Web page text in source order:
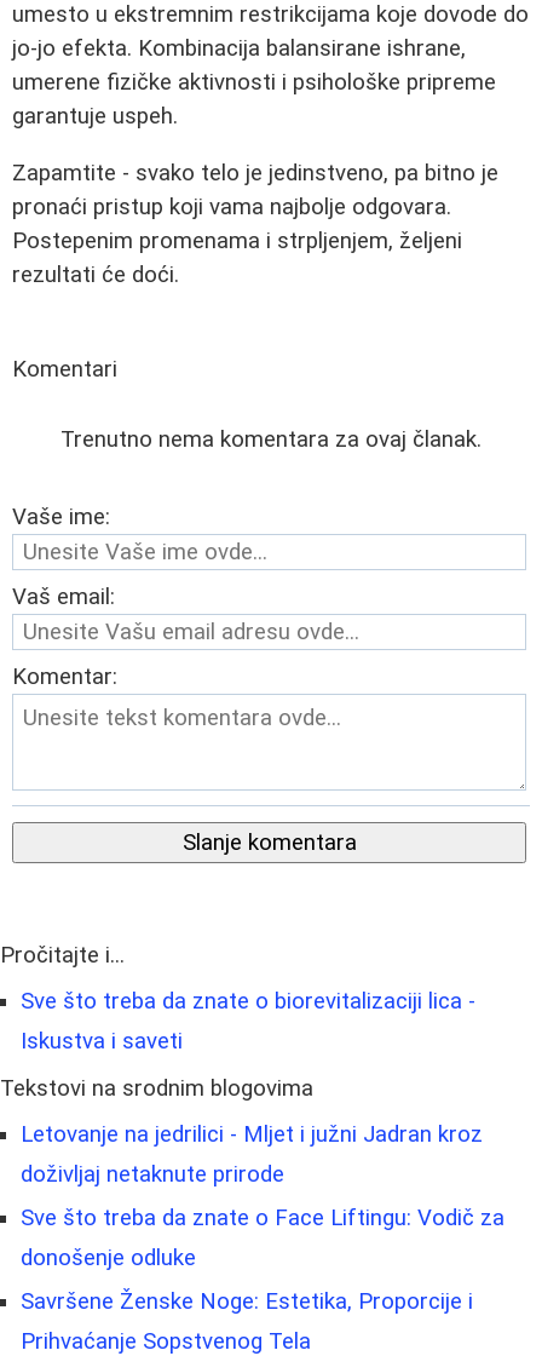
umesto u ekstremnim restrikcijama koje dovode do
jo-jo efekta. Kombinacija balansirane ishrane,
umerene fizičke aktivnosti i psihološke pripreme
garantuje uspeh.
Zapamtite - svako telo je jedinstveno, pa bitno je
pronaći pristup koji vama najbolje odgovara.
Postepenim promenama i strpljenjem, željeni
rezultati će doći.
Komentari
Trenutno nema komentara za ovaj članak.
Vaše ime:
Vaš email:
Komentar:
Slanje komentara
Pročitajte i...
Sve što treba da znate o biorevitalizaciji lica -
Iskustva i saveti
Tekstovi na srodnim blogovima
Letovanje na jedrilici - Mljet i južni Jadran kroz
doživljaj netaknute prirode
Sve što treba da znate o Face Liftingu: Vodič za
donošenje odluke
Savršene Ženske Noge: Estetika, Proporcije i
Prihvaćanje Sopstvenog Tela